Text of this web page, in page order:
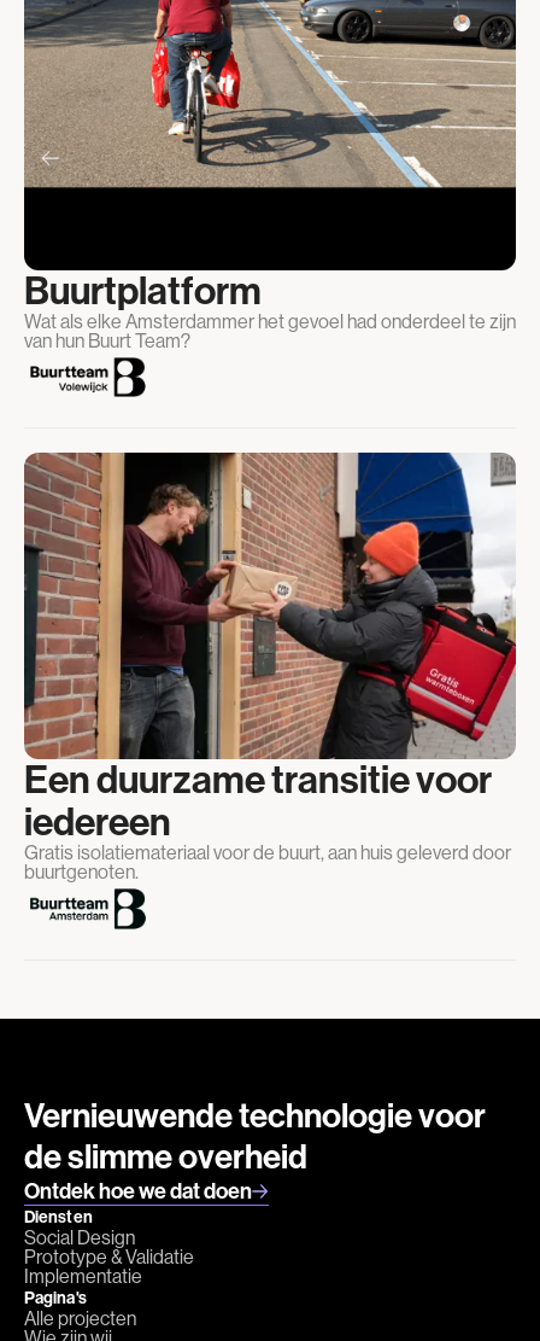
Buurtplatform
Wat als elke Amsterdammer het gevoel had onderdeel te zijn
van hun Buurt Team?
Een duurzame transitie voor
iedereen
Gratis isolatiemateriaal voor de buurt, aan huis geleverd door
buurtgenoten.
Vernieuwende technologie voor
de slimme overheid
Ontdek hoe we dat doen
Diensten
Social Design
Prototype & Validatie
Implementatie
Pagina's
Alle projecten